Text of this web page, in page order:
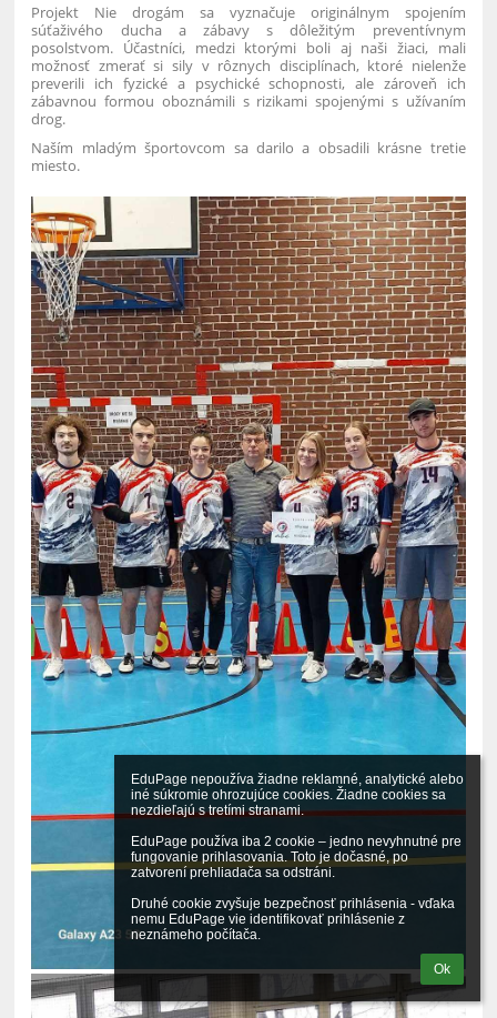
EduPage nepoužíva žiadne reklamné, analytické alebo
iné súkromie ohrozujúce cookies. Žiadne cookies sa
nezdieľajú s tretími stranami.
EduPage používa iba 2 cookie – jedno nevyhnutné pre
fungovanie prihlasovania. Toto je dočasné, po
zatvorení prehliadača sa odstráni.
Druhé cookie zvyšuje bezpečnosť prihlásenia - vďaka
nemu EduPage vie identifikovať prihlásenie z
neznámeho počítača.
Ok
Projekt Nie drogám sa vyznačuje originálnym spojením
súťaživého ducha a zábavy s dôležitým preventívnym
posolstvom. Účastníci, medzi ktorými boli aj naši žiaci, mali
možnosť zmerať si sily v rôznych disciplínach, ktoré nielenže
preverili ich fyzické a psychické schopnosti, ale zároveň ich
zábavnou formou oboznámili s rizikami spojenými s užívaním
drog.
Naším mladým športovcom sa darilo a obsadili krásne tretie
miesto.